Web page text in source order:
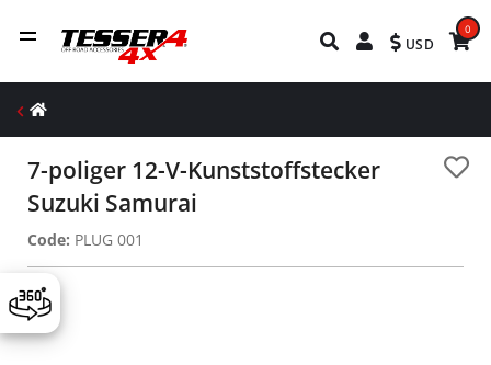
USD
0
7-poliger 12-V-Kunststoffstecker
Suzuki Samurai
Code: PLUG 001